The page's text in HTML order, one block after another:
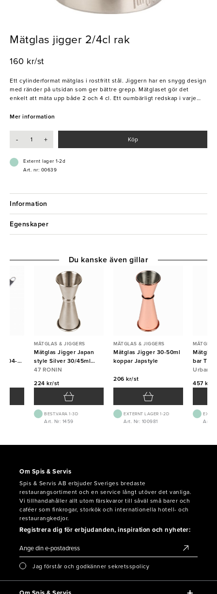
Mätglas jigger 2/4cl rak
160 kr/st
Ett cylinderformat mätglas i rostfritt stål. Jiggern har en snygg design
med ränder på utsidan som ger bättre grepp. Mätglaset gör det
enkelt att mäta upp både 2 och 4 cl. Ett oumbärligt redskap i varje
Mer information
- + Köp
Externt lager 1-2d
Art. nr: 00639
Information
Egenskaper
0,04-
MÄTGLAS & JIGGERS
Mätglas Jigger Japan
style Silver 30/45ml
47RONIN
47 RONIN
224 kr/st
BEST.VARA 1-3D
Art. Nr: 1459
MÄTGLAS & JIGGERS
Mätglas Jigger 30-50ml
koppar Japstyle
206 kr/st
EXTERNT LAGER 1-2D
Art. Nr: 100981
Mätglas
bar Tiki
Urban
457 kr/
Art.
Du kanske även gillar
Om Spis & Servis
Spis & Servis AB erbjuder Sveriges bredaste
restaurangsortiment och en service långt utöver det vanliga.
Vi tillhandahåller allt utom färskvaror till såväl små barer och
caféer som finkrogar, storkök och internationella hotell- och
restaurangkedjor.
Registrera dig för erbjudanden, inspiration och nyheter:
Jag förstår och godkänner sekretsspolicy